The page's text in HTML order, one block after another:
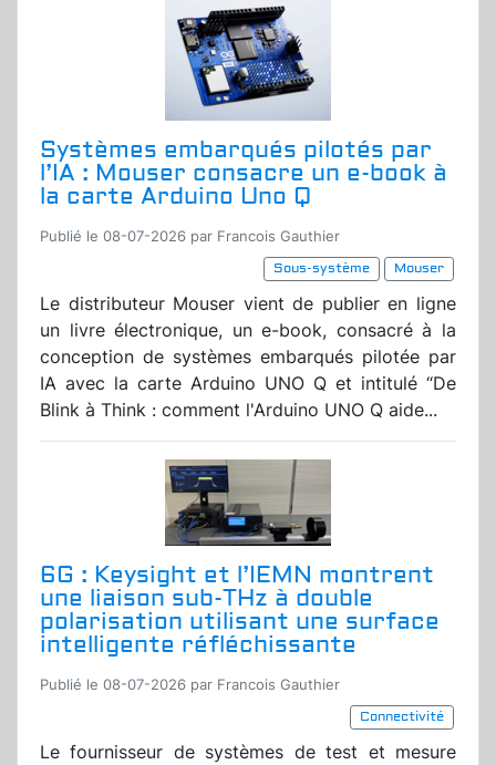
Systèmes embarqués pilotés par
l’IA : Mouser consacre un e-book à
la carte Arduino Uno Q
Publié le 08-07-2026 par Francois Gauthier
Sous-système
Mouser
Le distributeur Mouser vient de publier en ligne
un livre électronique, un e-book, consacré à la
conception de systèmes embarqués pilotée par
IA avec la carte Arduino UNO Q et intitulé “De
Blink à Think : comment l'Arduino UNO Q aide...
6G : Keysight et l’IEMN montrent
une liaison sub-THz à double
polarisation utilisant une surface
intelligente réfléchissante
Publié le 08-07-2026 par Francois Gauthier
Connectivité
Le fournisseur de systèmes de test et mesure